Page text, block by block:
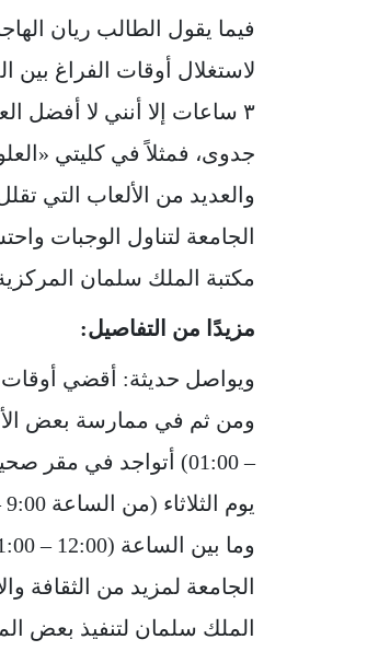
فيما يقول الطالب ريان
لاستغلال أوقات الفراغ بين
٣ ساعات إلا أنني لا أفضل
جدوى، فمثلاً في كليتي
والعديد من الألعاب التي
الجامعة لتناول الوجبات
مكتبة الملك سلمان
مزيدًا من التفاصيل:
– 01:00) أتواجد في
الجامعة لمزيد من الثقافة